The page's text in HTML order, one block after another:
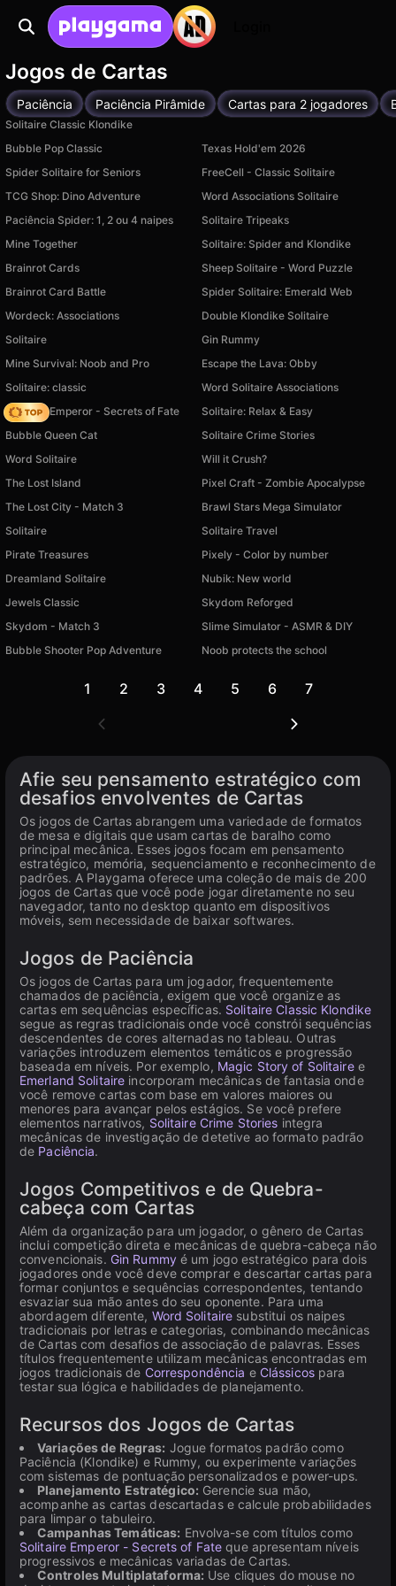
Jogos de Cartas
Paciência Paciência Pirâmide Cartas para 2 jogadores
Solitaire Classic Klondike
Bubble Pop Classic
Texas Hold'em 2026
Spider Solitaire for Seniors
FreeCell - Classic Solitaire
TCG Shop: Dino Adventure
Word Associations Solitaire
Paciência Spider: 1, 2 ou 4 naipes
Solitaire Tripeaks
Mine Together
Solitaire: Spider and Klondike
Brainrot Cards
Sheep Solitaire - Word Puzzle
Brainrot Card Battle
Spider Solitaire: Emerald Web
Wordeck: Associations
Double Klondike Solitaire
Solitaire
Gin Rummy
Mine Survival: Noob and Pro
Escape the Lava: Obby
Solitaire: classic
Word Solitaire Associations
Solitaire Emperor - Secrets of Fate
Solitaire: Relax & Easy
Bubble Queen Cat
Solitaire Crime Stories
Word Solitaire
Will it Crush?
The Lost Island
Pixel Craft - Zombie Apocalypse
The Lost City - Match 3
Brawl Stars Mega Simulator
Solitaire
Solitaire Travel
Pirate Treasures
Pixely - Color by number
Dreamland Solitaire
Nubik: New world
Jewels Classic
Skydom Reforged
Skydom - Match 3
Slime Simulator - ASMR & DIY
Bubble Shooter Pop Adventure
Noob protects the school
1 2 3 4 5 6 7
Afie seu pensamento estratégico com
desafios envolventes de Cartas
Os jogos de Cartas abrangem uma variedade de formatos
de mesa e digitais que usam cartas de baralho como
principal mecânica. Esses jogos focam em pensamento
estratégico, memória, sequenciamento e reconhecimento de
padrões. A Playgama oferece uma coleção de mais de 200
jogos de Cartas que você pode jogar diretamente no seu
navegador, tanto no desktop quanto em dispositivos
móveis, sem necessidade de baixar softwares.
Jogos de Paciência
Os jogos de Cartas para um jogador, frequentemente
chamados de paciência, exigem que você organize as
cartas em sequências específicas. Solitaire Classic Klondike
segue as regras tradicionais onde você constrói sequências
descendentes de cores alternadas no tableau. Outras
variações introduzem elementos temáticos e progressão
baseada em níveis. Por exemplo, Magic Story of Solitairee
Emerland Solitaire incorporam mecânicas de fantasia onde
você remove cartas com base em valores maiores ou
menores para avançar pelos estágios. Se você prefere
elementos narrativos, Solitaire Crime Stories integra
mecânicas de investigação de detetive ao formato padrão
de Paciência.
Jogos Competitivos e de Quebra-
cabeça com Cartas
Além da organização para um jogador, o gênero de Cartas
inclui competição direta e mecânicas de quebra-cabeça não
convencionais. Gin Rummyé um jogo estratégico para dois
jogadores onde você deve comprar e descartar cartas para
formar conjuntos e sequências correspondentes, tentando
esvaziar sua mão antes do seu oponente. Para uma
abordagem diferente, Word Solitaire substitui os naipes
tradicionais por letras e categorias, combinando mecânicas
de Cartas com desafios de associação de palavras. Esses
títulos frequentemente utilizam mecânicas encontradas em
jogos tradicionais de Correspondência e Clássicospara
testar sua lógica e habilidades de planejamento.
Recursos dos Jogos de Cartas
Variações de Regras: Jogue formatos padrão como
Paciência (Klondike) e Rummy, ou experimente variações
com sistemas de pontuação personalizados e power-ups.
Planejamento Estratégico: Gerencie sua mão,
acompanhe as cartas descartadas e calcule probabilidades
para limpar o tabuleiro.
Campanhas Temáticas: Envolva-se com títulos como
Solitaire Emperor - Secrets of Fate que apresentam níveis
progressivos e mecânicas variadas de Cartas.
Controles Multiplataforma: Use cliques do mouse no